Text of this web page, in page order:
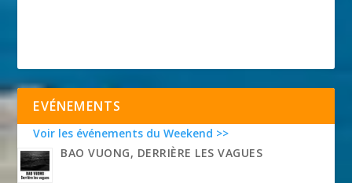
EVÉNEMENTS
Voir les événements du Weekend >>
BAO VUONG, DERRIÈRE LES VAGUES